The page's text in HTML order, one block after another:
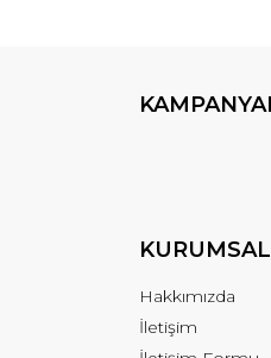
KURUMSAL
Hakkımızda
İletişim